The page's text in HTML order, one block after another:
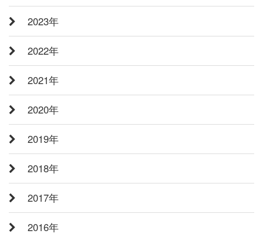
2023年
2022年
2021年
2020年
2019年
2018年
2017年
2016年